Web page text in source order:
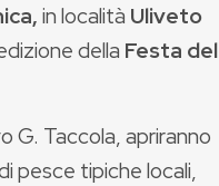
in località Uliveto
della Festa del
G. Taccola, apriranno
pesce tipiche locali,